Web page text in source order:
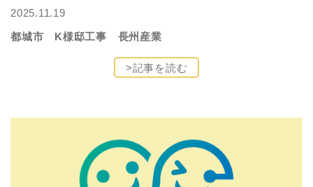
2025.11.19
都城市 K様邸工事 長州産業
>記事を読む